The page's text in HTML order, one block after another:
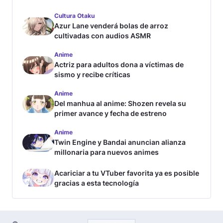
Cultura Otaku
Azur Lane venderá bolas de arroz
cultivadas con audios ASMR
Anime
Actriz para adultos dona a víctimas de
sismo y recibe críticas
Anime
Del manhua al anime: Shozen revela su
primer avance y fecha de estreno
Anime
Twin Engine y Bandai anuncian alianza
millonaria para nuevos animes
Acariciar a tu VTuber favorita ya es posible
gracias a esta tecnología